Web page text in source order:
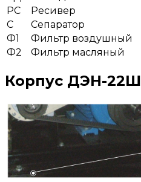
РС
Ресивер
С
Сепаратор
Ф1
Фильтр воздушный
Ф2
Фильтр масляный
Корпус ДЭН-22Ш